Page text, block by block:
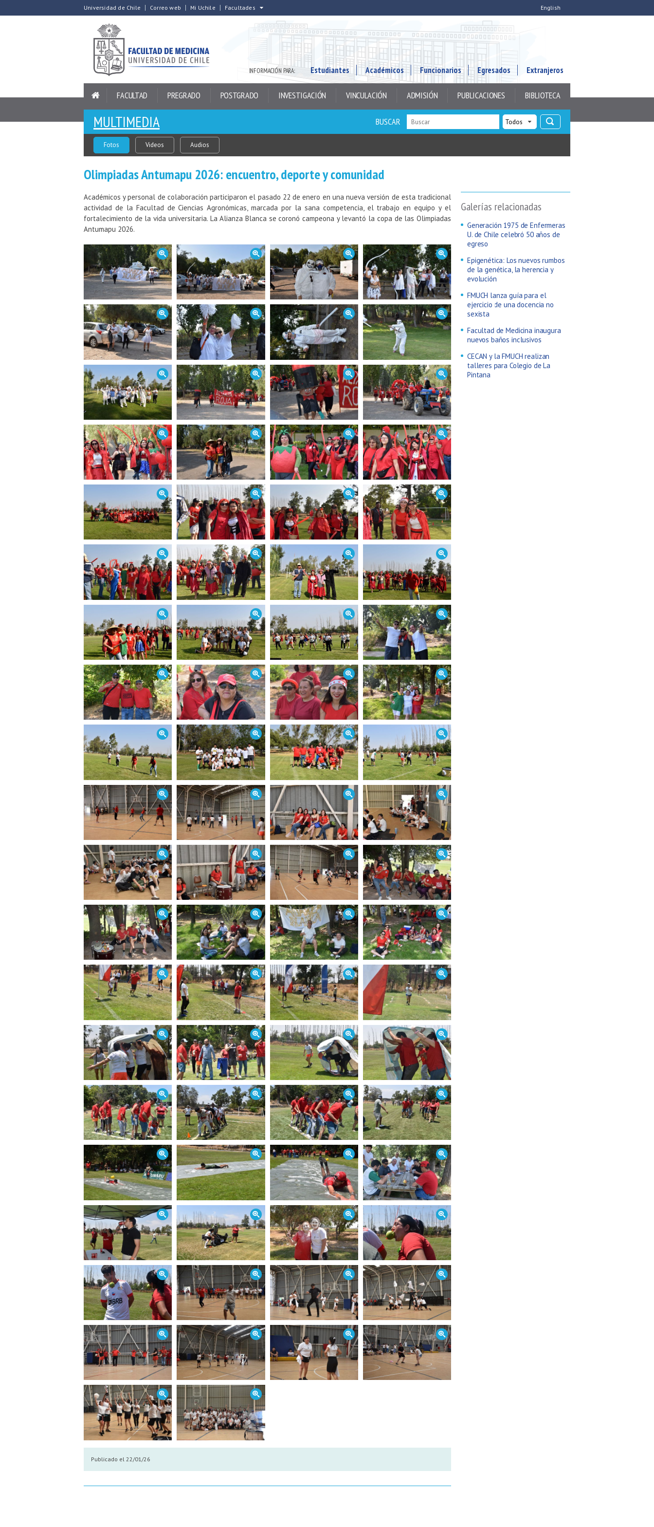
Universidad de Chile Correo web Mi Uchile Facultades English
INFORMACIÓN PARA: Estudiantes Académicos Funcionarios Egresados Extranjeros
FACULTAD PREGRADO POSTGRADO INVESTIGACIÓN VINCULACIÓN ADMISIÓN PUBLICACIONES BIBLIOTECA
MULTIMEDIA BUSCAR
Fotos Videos Audios
Olimpiadas Antumapu 2026: encuentro, deporte y comunidad
Galerías relacionadas
Generación 1975 de Enfermeras
U. de Chile celebró 50 años de
egreso
Epigenética: Los nuevos rumbos
de la genética, la herencia y
evolución
FMUCH lanza guía para el
ejercicio de una docencia no
sexista
Facultad de Medicina inaugura
nuevos baños inclusivos
CECAN y la FMUCH realizan
talleres para Colegio de La
Pintana
Académicos y personal de colaboración participaron el pasado 22 de enero en una nueva versión de esta tradicional
actividad de la Facultad de Ciencias Agronómicas, marcada por la sana competencia, el trabajo en equipo y el
fortalecimiento de la vida universitaria. La Alianza Blanca se coronó campeona y levantó la copa de las Olimpiadas
Antumapu 2026.
Publicado el 22/01/26